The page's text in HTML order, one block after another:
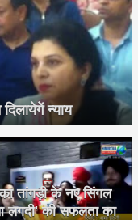
न्याय
तांगड़ी के नए सिंगल
लगदी' की सफलता का